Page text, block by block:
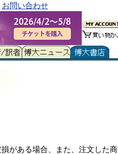
お問い合わせ
がある場合、また、注文した商